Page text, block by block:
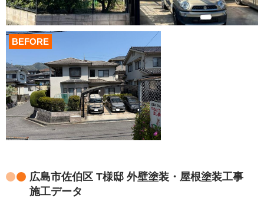
BEFORE
広島市佐伯区 T様邸 外壁塗装・屋根塗装工事
施工データ